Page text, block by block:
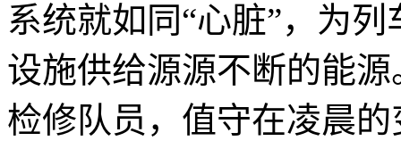
系统就如同“心脏”，为
设施供给源源不断的能
检修队员，值守在凌晨